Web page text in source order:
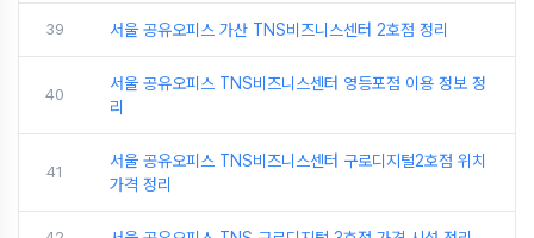
39 서울 공유오피스 가산 TNS비즈니스센터 2호점 정리
40
서울 공유오피스 TNS비즈니스센터 영등포점 이용 정보 정
리
41
서울 공유오피스 TNS비즈니스센터 구로디지털2호점 위치
가격 정리